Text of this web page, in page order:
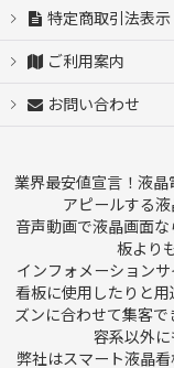
特定商取引法表示
ご利用案内
お問い合わせ
業界最安値宣言！液晶
アピールする液
音声動画で液晶画面
板より
インフォメーション
看板に使用したりと
ズンに合わせて集客
容系以外に
弊社はスマート液晶看